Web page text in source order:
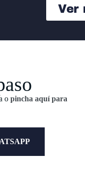
Ver
opincha aquí para